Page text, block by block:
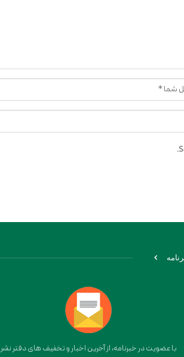
با عضویت در خبرنامه، از آخرین اخبار و تخفیف های دفتر نشر